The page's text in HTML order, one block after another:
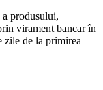
produsului,
virament bancar în
zile de la primirea